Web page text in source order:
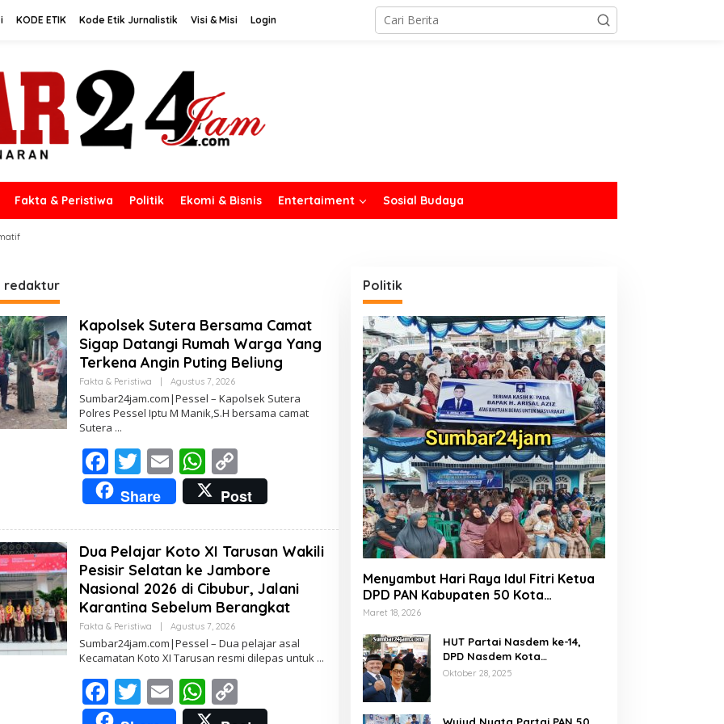
KODE ETIK Kode Etik Jurnalistik Visi & Misi Login
Fakta & Peristiwa Politik Ekomi & Bisnis Entertaiment Sosial Budaya
redaktur
Kapolsek Sutera Bersama Camat
Sigap Datangi Rumah Warga Yang
Terkena Angin Puting Beliung
Fakta & Peristiwa | Agustus 7, 2026O
E
H
D
K
U
R
Sumbar24jam.com|Pessel – Kapolsek Sutera
Polres Pessel Iptu M Manik,S.H bersama camat
Sutera
F
ac
e
b
o
o
k
T
w
itt
er
E
m
ai
l
W
h
at
s
A
p
p
C
o
p
y
Li
n
k
Share Post
Dua Pelajar Koto XI Tarusan Wakili
Pesisir Selatan ke Jambore
Nasional 2026 di Cibubur, Jalani
Karantina Sebelum Berangkat
Fakta & Peristiwa | Agustus 7, 2026O
E
H
E
A
Sumbar24jam.com|Pessel – Dua pelajar asal
Kecamatan Koto XI Tarusan resmi dilepas untuk
F
ac
T
w
E
m
W
h
C
o
Politik
Menyambut Hari Raya Idul Fitri Ketua
DPD PAN Kabupaten 50 Kota
Marsanova Andesra, Salurkan Empat
Miskin
Maret 18, 2026
HUT Partai Nasdem ke-14,
DPD Nasdem Kota
Payakumbuh Gelar Donor
Oktober 28, 2025